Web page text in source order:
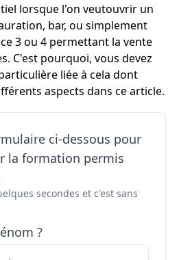
lorsque l'on veutouvrir un
bar, ou simplement
3 ou 4 permettant la vente
C'est pourquoi, vous devez
liée à cela dont
aspects dans ce article.
ci-dessous pour
la formation permis
secondes et c'est sans
?